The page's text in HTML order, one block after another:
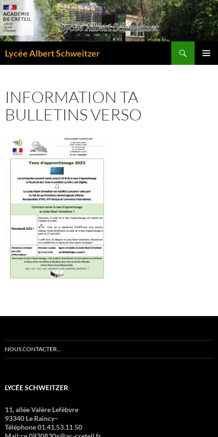
Aller
au
contenu
Lycée Albert Schweitzer
INFORMATION TA
BULLETINS VERSO
NOUS CONTACTER…
LYCÉE SCHWEITZER
11, allée Valère Lefèbvre
93340 Le Raincy–
Téléphone 01.41.53.11 50